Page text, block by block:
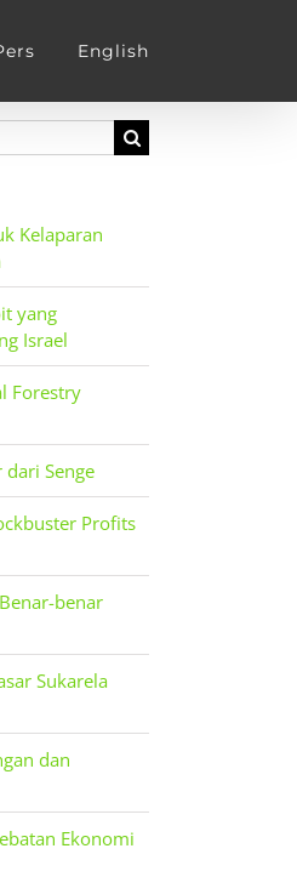
English
Kelaparan
yang
Israel
Forestry
Senge
Profits
benar
Sukarela
dan
Ekonomi